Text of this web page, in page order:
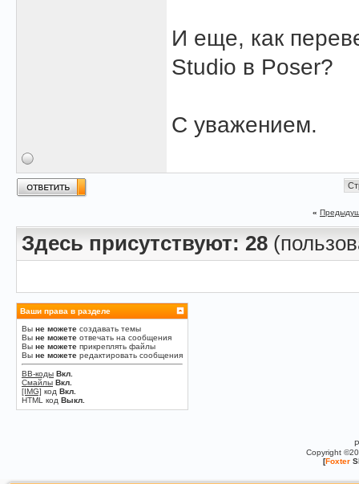
И еще, как
Studio в Poser?
С уважением.
«
Здесь присутствуют: 28
Ваши права в разделе
Вы не можете создавать темы
Вы не можете отвечать на сообщения
Вы не можете прикреплять файлы
Вы не можете редактировать сообщения
BB-коды Вкл.
Смайлы Вкл.
[IMG] код Вкл.
HTML код Выкл.
Copyright
[Foxter